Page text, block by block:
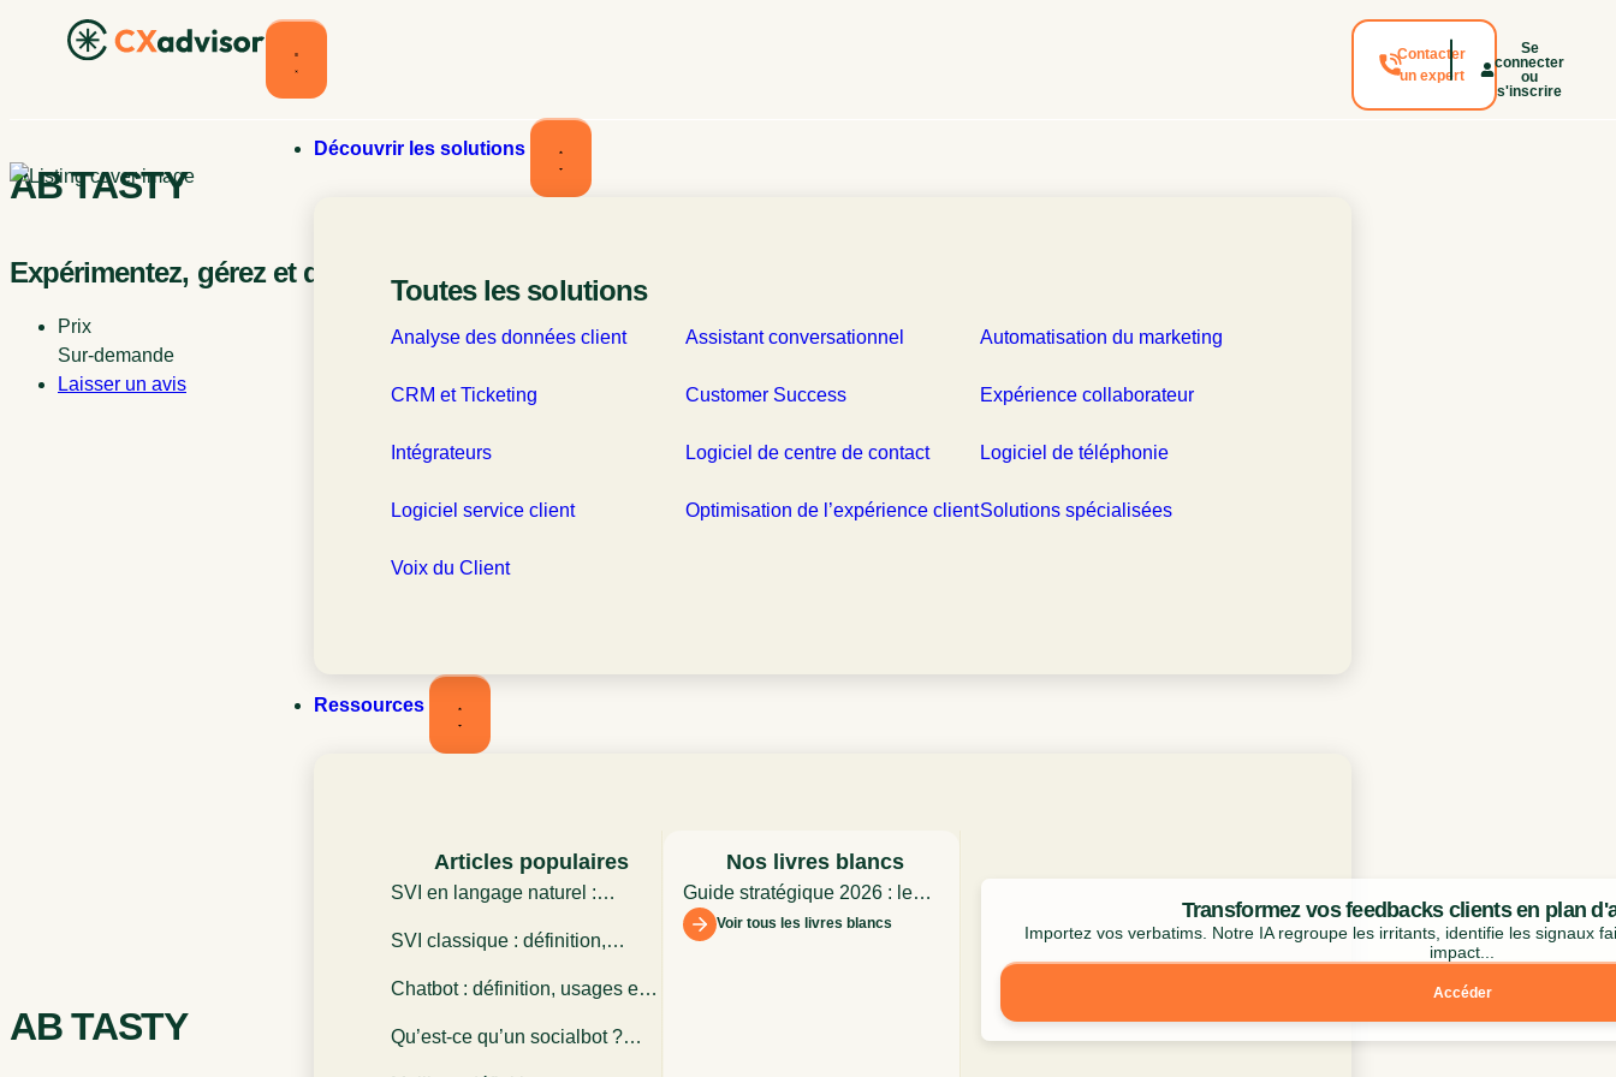
Découvrir les solutions
Toutes les solutions
Analyse des données client Assistant conversationnel Automatisation du marketing
CRM et Ticketing Customer Success Expérience collaborateur
Intégrateurs Logiciel de centre de contact Logiciel de téléphonie
Logiciel service client Optimisation de l’expérience clientSolutions spécialisées
Voix du Client
Ressources
Articles populaires
SVI en langage naturel :
l’expérience client
SVI classique : définition,
expérience client
Chatbot : définition, usages et
Qu’est-ce qu’un socialbot ?
Nos livres blancs
Guide stratégique 2026 : les
assistants conversationnels
Voir tous les livres blancs
Transformez vos feedbacks clients en plan
Importez vos verbatims. Notre IA regroupe les irritants, identifie les signaux
impact...
Accéder
Contacter
un expert
Se
connecter
ou
s'inscrire
AB TASTY
Expérimentez, gérez et déployez vos fonctionnalités en toute confiance
Prix
Sur-demande
Laisser un avis
AB TASTY